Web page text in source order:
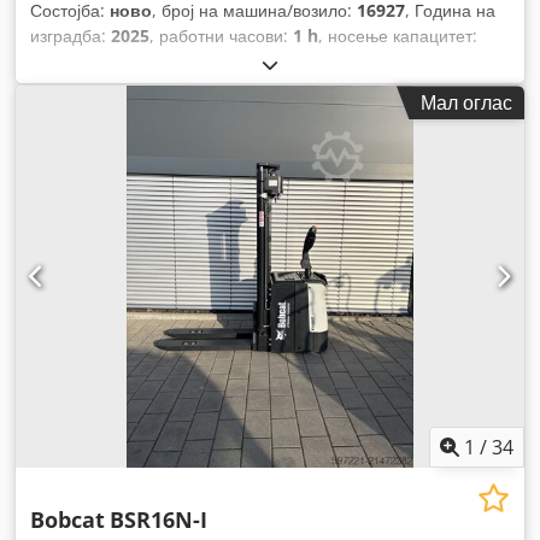
Состојба: ново, број на машина/возило: 16927, Година на
изградба: 2025, работни часови: 1 h, носење капацитет:
, висина на подигнување:
товарот:600 мм, тип на гориво:електричен, тип на јарбол:
2.280 мм , напон на
, должина на вилушките:
Мал оглас
1 /34
Bobcat BSR16N-I